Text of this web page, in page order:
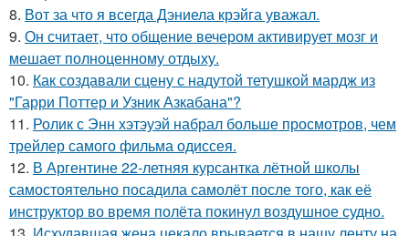
8. Вот за что я всегда Дэниела крэйга уважал.
9. Он считает, что общение вечером активирует мозг и
мешает полноценному отдыху.
10. Как создавали сцену с надутой тетушкой мардж из
"Гарри Поттер и Узник Азкабана"?
11. Ролик с Энн хэтэуэй набрал больше просмотров, чем
трейлер самого фильма одиссея.
12. В Аргентине 22-летняя курсантка лётной школы
самостоятельно посадила самолёт после того, как её
инструктор во время полёта покинул воздушное судно.